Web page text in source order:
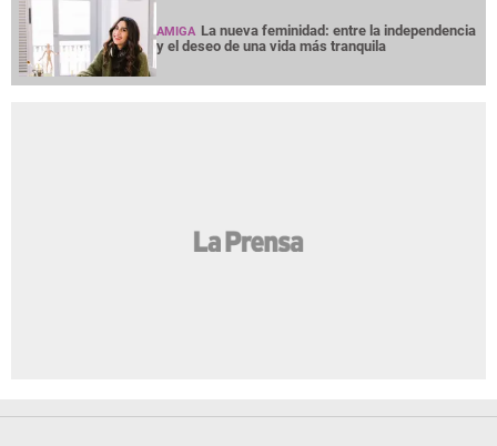
AMIGA La nueva feminidad: entre la independencia
y el deseo de una vida más tranquila